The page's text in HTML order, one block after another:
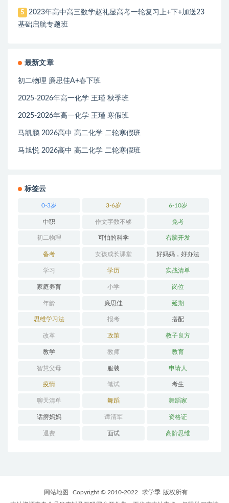
5
2023年高中高三数学赵礼显高考一轮复习上+下+加送23
基础启航专题班
最新文章
初二物理 廉思佳A+春下班
2025-2026年高一化学 王瑾 秋季班
2025-2026年高一化学 王瑾 寒假班
马凯鹏 2026高中 高二化学 二轮寒假班
马旭悦 2026高中 高二化学 二轮寒假班
标签云
0-3岁 3-6岁 6-10岁
中职 作文字数不够 免考
初二物理 可怕的科学 右脑开发
备考 女孩成长课堂 好妈妈，好办法
学习 学历 实战清单
家庭养育 小学 岗位
年龄 廉思佳 延期
思维学习法 报考 搭配
改革 政策 教子良方
教学 教师 教育
智慧父母 服装 申请人
疫情 笔试 考生
聊天清单 舞蹈 舞蹈家
话痨妈妈 谭清军 资格证
退费 面试 高阶思维
网站地图 Copyright © 2010-2022 求学季 版权所有